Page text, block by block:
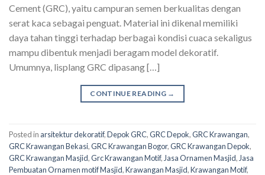
Cement (GRC), yaitu campuran semen berkualitas dengan
serat kaca sebagai penguat. Material ini dikenal memiliki
daya tahan tinggi terhadap berbagai kondisi cuaca sekaligus
mampu dibentuk menjadi beragam model dekoratif.
Umumnya, lisplang GRC dipasang […]
CONTINUE READING →
Posted in arsitektur dekoratif,Depok GRC,GRC Depok,GRC Krawangan,
GRC Krawangan Bekasi,GRC Krawangan Bogor,GRC Krawangan Depok,
GRC Krawangan Masjid,Grc Krawangan Motif, Jasa Ornamen Masjid, Jasa
Pembuatan Ornamen motif Masjid,Krawangan Masjid,Krawangan Motif,